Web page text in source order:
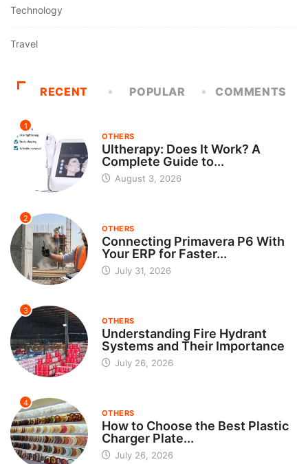
Technology
Travel
RECENT POPULAR COMMENTS
1
OTHERS
Ultherapy: Does It Work? A
Complete Guide to...
August 3, 2026
2
OTHERS
Connecting Primavera P6 With
Your ERP for Faster...
July 31, 2026
3
OTHERS
Understanding Fire Hydrant
Systems and Their Importance
July 26, 2026
4
OTHERS
How to Choose the Best Plastic
Charger Plate...
July 26, 2026